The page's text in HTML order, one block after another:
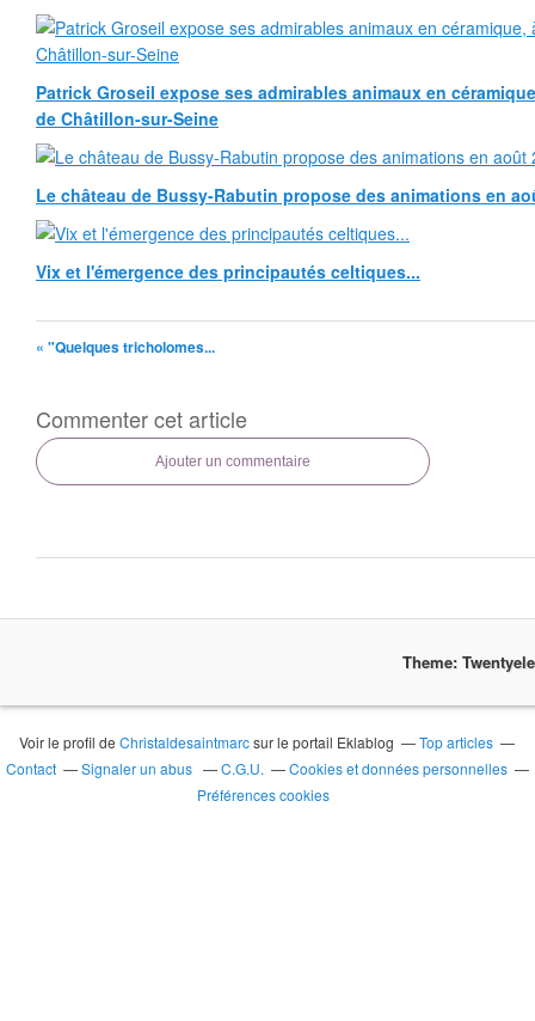
Patrick Groseil expose ses admirables animaux en
de Châtillon-sur-Seine
Le château de Bussy-Rabutin propose des animations en
Vix et l'émergence des principautés celtiques...
« "Quelques tricholomes...
Commenter cet article
Ajouter un commentaire
Theme:
Voir le profil deChristaldesaintmarcsur le portail Eklablog
Top articles
Contact
Signaler un abus C.G.U.
Cookies et données personnelles
Préférences cookies